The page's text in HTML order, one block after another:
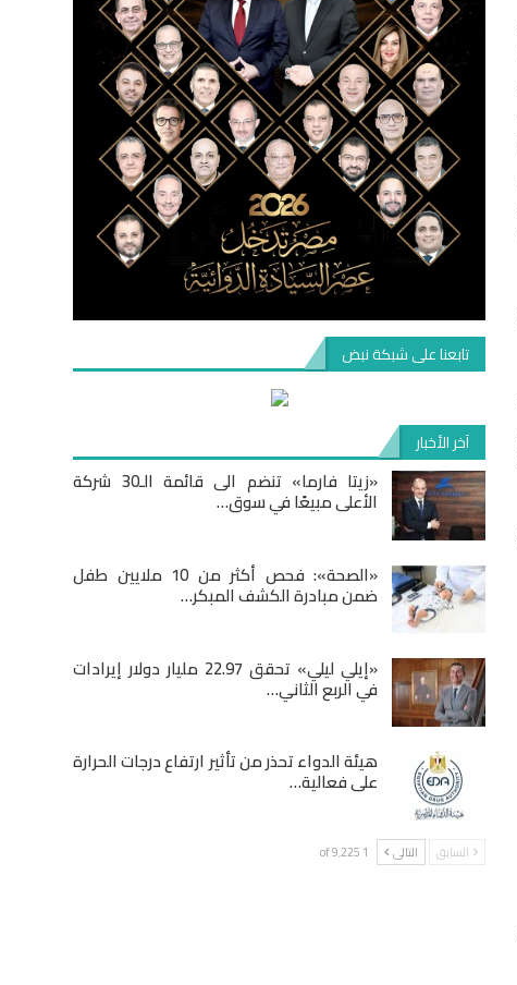
تابعنا على شبكة نبض
آخر الأخبار
«زيتا فارما» تنضم الى قائمة الـ30 شركة
الأعلى مبيعًا في سوق…
«الصحة»: فحص أكثر من 10 ملايين طفل
ضمن مبادرة الكشف المبكر…
«إيلي ليلي» تحقق 22.97 مليار دولار إيرادات
في الربع الثاني…
هيئة الدواء تحذر من تأثير ارتفاع درجات الحرارة
على فعالية…
السابق التالى 1 of 9٬225